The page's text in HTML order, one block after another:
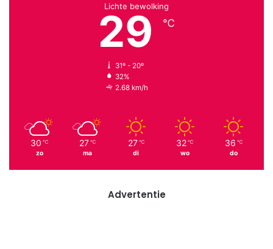
Lichte bewolking
29 ℃
31º - 20º
32%
2.68 km/h
30 ℃
zo
27 ℃
ma
27 ℃
di
32 ℃
wo
36 ℃
do
Advertentie